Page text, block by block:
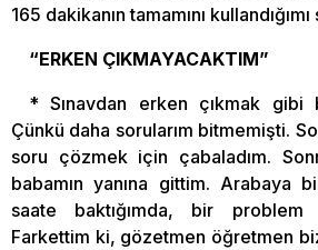
165 dakikanın tamamını kullandığımı
“ERKEN ÇIKMAYACAKTIM”
* Sınavdan erken çıkmak gibi
Çünkü daha sorularım bitmemişti.
soru çözmek için çabaladım.
babamın yanına gittim. Arabaya
saate baktığımda, bir problem
Farkettim ki, gözetmen öğretmen